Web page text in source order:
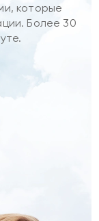
которые
Более 30